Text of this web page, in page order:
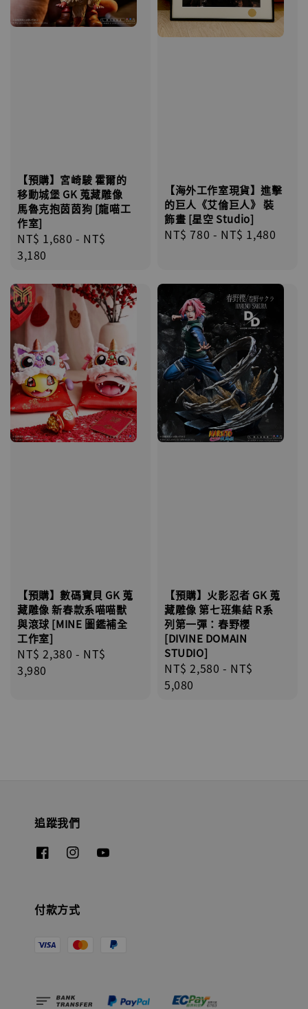
【預購】宮崎駿 霍爾的
移動城堡 GK 蒐藏雕像
馬魯克抱茵茵狗 [龍喵工
作室]
Regular
price
NT$ 1,680 - NT$
3,180
【海外工作室現貨】進擊
的巨人《艾倫巨人》 裝
飾畫 [星空 Studio]
Regular
NT$ 780 - NT$ 1,480
【預購】數碼寶貝 GK 蒐
藏雕像 新春款系喵喵獸
與滾球 [MINE 圖鑑補全
工作室]
Regular
price
NT$ 2,380 - NT$
3,980
【預購】火影忍者 GK 蒐
藏雕像 第七班集結 R系
列第一彈：春野櫻
[DIVINE DOMAIN
STUDIO]
Regular
price
NT$ 2,580 - NT$
5,080
追蹤我們
付款方式